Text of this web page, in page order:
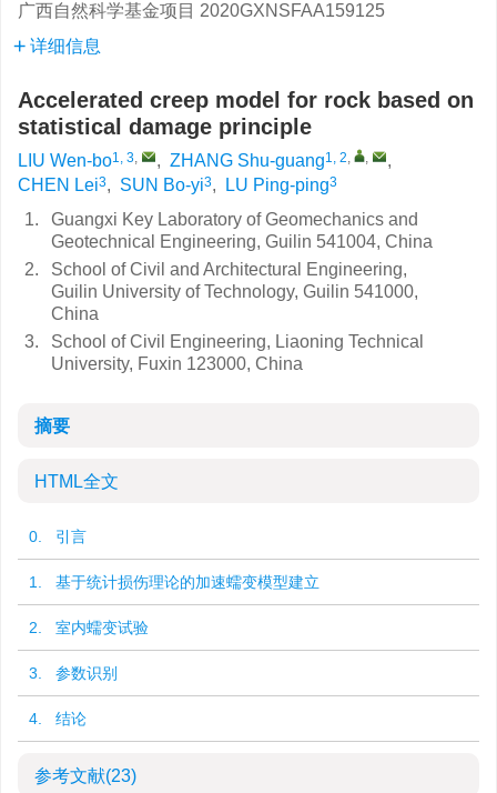
广西自然科学基金项目 2020GXNSFAA159125
详细信息
Accelerated creep model for rock based on
statistical damage principle
LIU Wen-bo1, 3, , ZHANG Shu-guang1, 2, ,
,
CHEN Lei3, SUN Bo-yi3, LU Ping-ping3
1.
Guangxi Key Laboratory of Geomechanics and
Geotechnical Engineering, Guilin 541004, China
2.
School of Civil and Architectural Engineering,
Guilin University of Technology, Guilin 541000,
China
3.
School of Civil Engineering, Liaoning Technical
University, Fuxin 123000, China
摘要
HTML全文
0. 引言
1. 基于统计损伤理论的加速蠕变模型建立
2. 室内蠕变试验
3. 参数识别
4. 结论
参考文献(23)